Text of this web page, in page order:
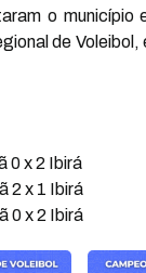
o município
de
0 x 2 Ibirá
2 x 1 Ibirá
0 x 2 Ibirá